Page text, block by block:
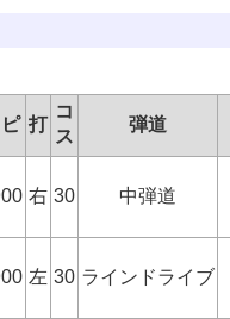
打
コ
ス
弾道
右 30 中弾道
左 30 ラインドライブ